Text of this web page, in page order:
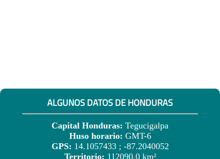
ALGUNOS DATOS DE HONDURAS
Capital Honduras: Tegucigalpa
Huso horario: GMT-6
GPS: 14.1057433 ; -87.2040052
Territorio: 112090.0 km²